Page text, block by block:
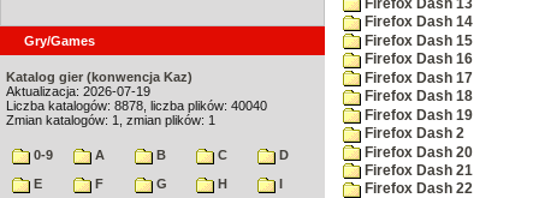
Gry/Games
Katalog gier (konwencja Kaz)
Aktualizacja: 2026-07-19
Liczba katalogów: 8878, liczba plików: 40040
Zmian katalogów: 1, zmian plików: 1
0-9 A B C
D
E
F G H
I
Firefox Dash 13
Firefox Dash 14
Firefox Dash 15
Firefox Dash 16
Firefox Dash 17
Firefox Dash 18
Firefox Dash 19
Firefox Dash 2
Firefox Dash 20
Firefox Dash 21
Firefox Dash 22